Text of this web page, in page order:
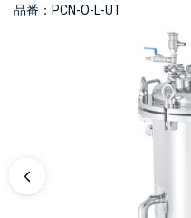
品番：PCN-O-L-UT